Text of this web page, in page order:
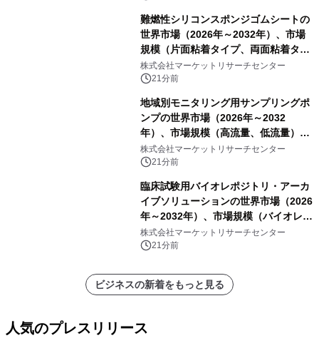
難燃性シリコンスポンジゴムシートの
世界市場（2026年～2032年）、市場
規模（片面粘着タイプ、両面粘着タイ
プ）・分析レポートを発表
株式会社マーケットリサーチセンター
21分前
地域別モニタリング用サンプリングポ
ンプの世界市場（2026年～2032
年）、市場規模（高流量、低流量）・
分析レポートを発表
株式会社マーケットリサーチセンター
21分前
臨床試験用バイオレポジトリ・アーカ
イブソリューションの世界市場（2026
年～2032年）、市場規模（バイオレポ
ジトリサービス、アーカイブソリュー
ションサービス）・分析レポートを発
株式会社マーケットリサーチセンター
21分前
ビジネスの新着をもっと見る
人気のプレスリリース